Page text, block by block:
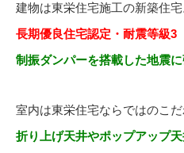
建物は東栄住宅施工の新築住宅
長期優良住宅認定・耐震等級3
制振ダンパーを搭載した地震
室内は東栄住宅ならではのこだ
折り上げ天井やポップアップ